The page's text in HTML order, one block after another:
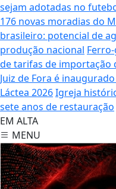
sejam adotadas no
176 novas moradias do
brasileiro: potencial de
produção nacional
de tarifas de importação
Juiz de Fora é
Láctea 2026Igreja
sete anos de restauração
EM ALTA
MENU